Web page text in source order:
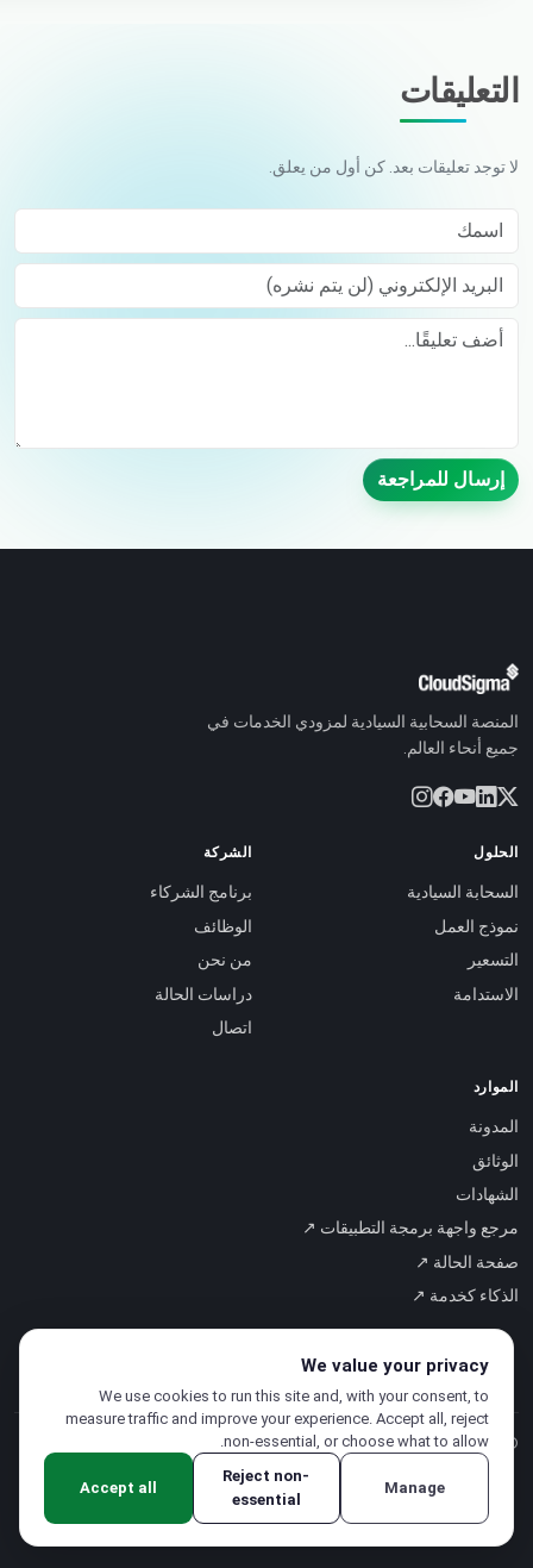
التعليقات
لا توجد تعليقات بعد. كن أول من يعلق.
اسمك
البريد الإلكتروني (لن يتم نشره)
إرسال للمراجعة
المنصة السحابية السيادية لمزودي الخدمات في
جميع أنحاء العالم.
الحلول
السحابة السيادية
نموذج العمل
التسعير
الاستدامة
الشركة
برنامج الشركاء
الوظائف
من نحن
دراسات الحالة
اتصال
الموارد
المدونة
الوثائق
الشهادات
مرجع واجهة برمجة التطبيقات ↗
صفحة الحالة ↗
الذكاء كخدمة ↗
© 2026 CloudSigma Holding AG. جميع الحقوق محفوظة
سياسة الخصوصية·شروط الخدمة
We value your privacy
We use cookies to run this site and, with your consent, to
measure traffic and improve your experience. Accept all, reject
non-essential, or choose what to allow.
Manage
Reject non-
essential
Accept all